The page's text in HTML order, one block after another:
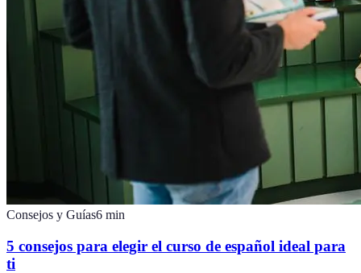
Consejos y Guías6 min
5 consejos para elegir el curso de español ideal para
ti